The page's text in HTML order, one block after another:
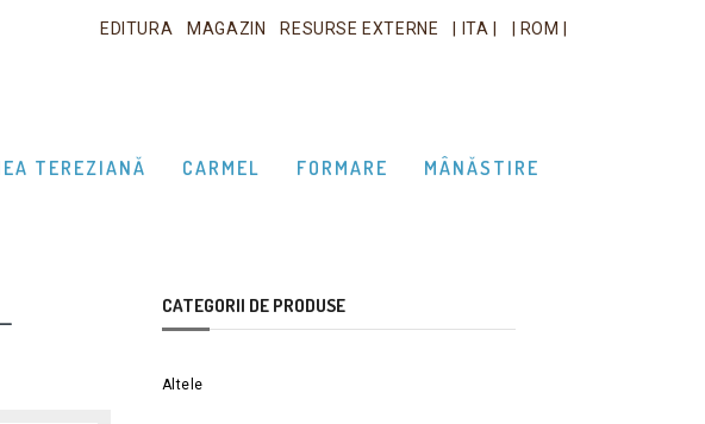
EDITURA MAGAZIN RESURSE EXTERNE | ITA | | ROM |
TEREZIANĂ CARMEL FORMARE MÂNĂSTIRE
CATEGORII DE PRODUSE
Altele